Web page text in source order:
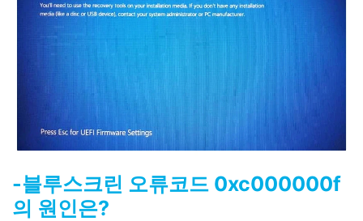
-블루스크린 오류코드 0xc000000f
의 원인은?